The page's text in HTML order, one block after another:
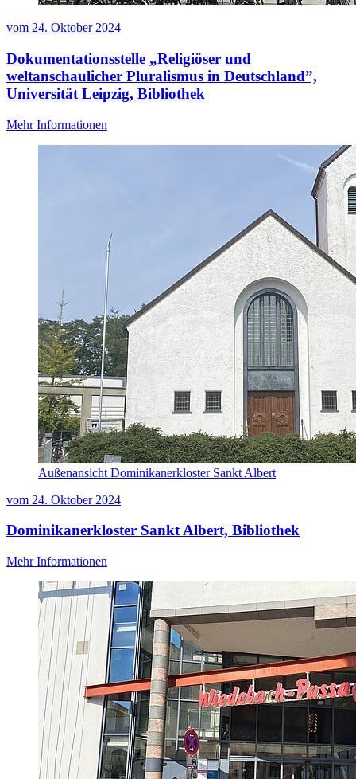
vom 24. Oktober 2024
Dokumentationsstelle „Religiöser und
weltanschaulicher Pluralismus in Deutschland”,
Universität Leipzig, Bibliothek
Mehr Informationen
Außenansicht Dominikanerkloster Sankt Albert
vom 24. Oktober 2024
Dominikanerkloster Sankt Albert, Bibliothek
Mehr Informationen